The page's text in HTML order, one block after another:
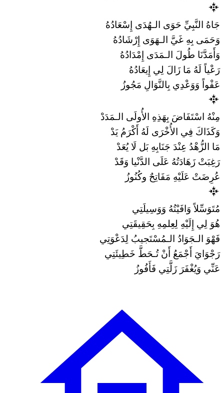
جَاهُ النَّبِيِّ حَوَى الـهُدَى إِسْعَادُهُ
وَحَمَى بِهِ غَيَّ الـهَوَى إِرْشَادُهُ
وَأَمَدَّنَا طُولَ الـمَدَى إِمْدَادُهُ
رَعْياً لَهُ مَا زَالَ لِي إِيعَادُهُ
عَفْواً وَوَعْدِي بِالنَّوَالِ مَجُوزُ
مِنْهُ اسْتَفَاضَ بِهَذِهِ الأُولَى الـمَدَدْ
وَكَذَاكَ فِي الأُخْرَى لَهُ أَكْرَمُ يَدْ
مَا الزُّهْدُ عِنْدَ جَنَابِهِ بَل لَا يُعَدْ
رَغِبَتْ زَهَادَتُهُ عَلَى الدَّنْيا وَقَدْ
عُرِضَتْ عَلَيْهِ مَفَاتِحٌ وكُنُوزُ
مُتَوَسِّلاً وَافَيْتُهُ وَوَسِيلَتِي
هُوَ لِي إِلَيْهِ لِعِلمِهِ بِحَقِيقَتِي
فَهْوَ الـجَوَادُ الـمُسْتَجيبُ لِدَعْوَتِي
رَجْوَايَ أَجْمَعُ أَنْ تُـحَطَّ خَطِيئَتِي
عَنِّي وَيُغْفَرَ زَلَّتِي فَأَفُوزُ